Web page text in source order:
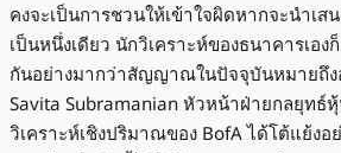
คงจะเป็นการชวนให้เข้าใจผิดหากจะนำเส
เป็นหนึ่งเดียว นักวิเคราะห์ของธนาคารเอ
กันอย่างมากว่าสัญญาณในปัจจุบันหมายถึง
Savita Subramanian หัวหน้าฝ่ายกลยุทธ์
วิเคราะห์เชิงปริมาณของ BofA ได้โต้แย้งอ